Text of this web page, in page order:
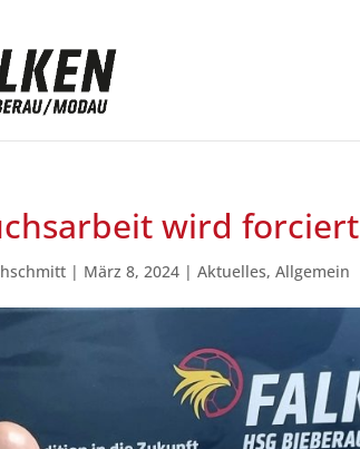
wird forciert
| März 8, 2024 |Aktuelles,Allgemein